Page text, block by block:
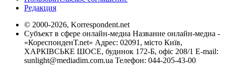
Редакция
© 2000-2026, Korrespondent.net
Субъект в сфере онлайн-медиа Название онлайн-медиа -
«КореспонденТ.net» Адрес: 02091, місто Київ,
ХАРКІВСЬКЕ ШОСЕ, будинок 172-Б, офіс 208/1 E-mail:
sunlight@mediadim.com.ua Телефон: 044-205-43-00